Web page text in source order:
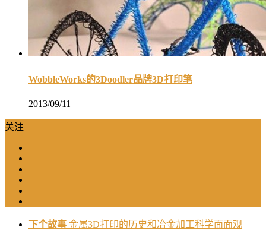
WobbleWorks的3Doodler品牌3D打印笔
2013/09/11
关注
下个故事 金属3D打印的历史和冶金加工科学面面观